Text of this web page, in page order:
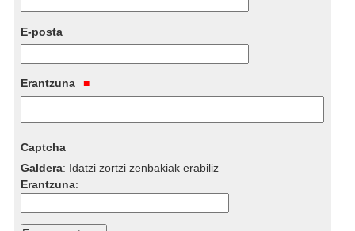
E-posta
Erantzuna
Captcha
Galdera: Idatzi zortzi zenbakiak erabiliz
Erantzuna: